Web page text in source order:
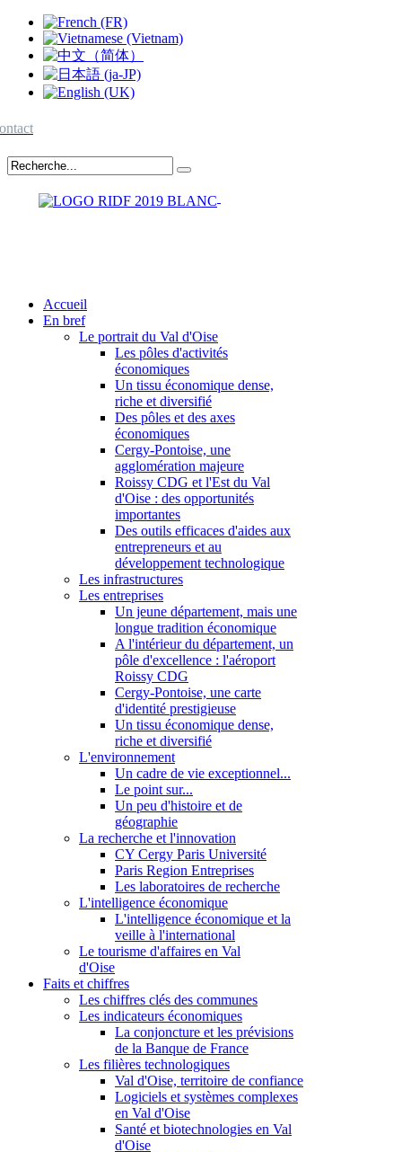
Accueil
En bref
Le portrait du Val d'Oise
Les pôles d'activités
économiques
Un tissu économique dense,
riche et diversifié
Des pôles et des axes
économiques
Cergy-Pontoise, une
agglomération majeure
Roissy CDG et l'Est du Val
d'Oise : des opportunités
importantes
Des outils efficaces d'aides aux
entrepreneurs et au
développement technologique
Les infrastructures
Les entreprises
Un jeune département, mais une
longue tradition économique
A l'intérieur du département, un
pôle d'excellence : l'aéroport
Roissy CDG
Cergy-Pontoise, une carte
d'identité prestigieuse
Un tissu économique dense,
riche et diversifié
L'environnement
Un cadre de vie exceptionnel...
Le point sur...
Un peu d'histoire et de
géographie
La recherche et l'innovation
CY Cergy Paris Université
Paris Region Entreprises
Les laboratoires de recherche
L'intelligence économique
L'intelligence économique et la
veille à l'international
Le tourisme d'affaires en Val
d'Oise
Faits et chiffres
Les chiffres clés des communes
Les indicateurs économiques
La conjoncture et les prévisions
de la Banque de France
Les filières technologiques
Val d'Oise, territoire de confiance
Logiciels et systèmes complexes
en Val d'Oise
Santé et biotechnologies en Val
d'Oise